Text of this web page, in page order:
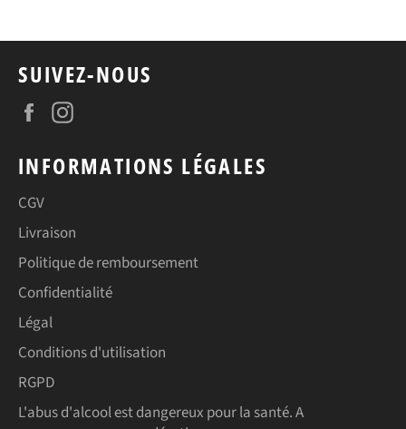
SUIVEZ-NOUS
Facebook
INFORMATIONS LÉGALES
CGV
Livraison
Politique de remboursement
Confidentialité
Légal
Conditions d'utilisation
RGPD
L'abus d'alcool est dangereux pour la santé. A